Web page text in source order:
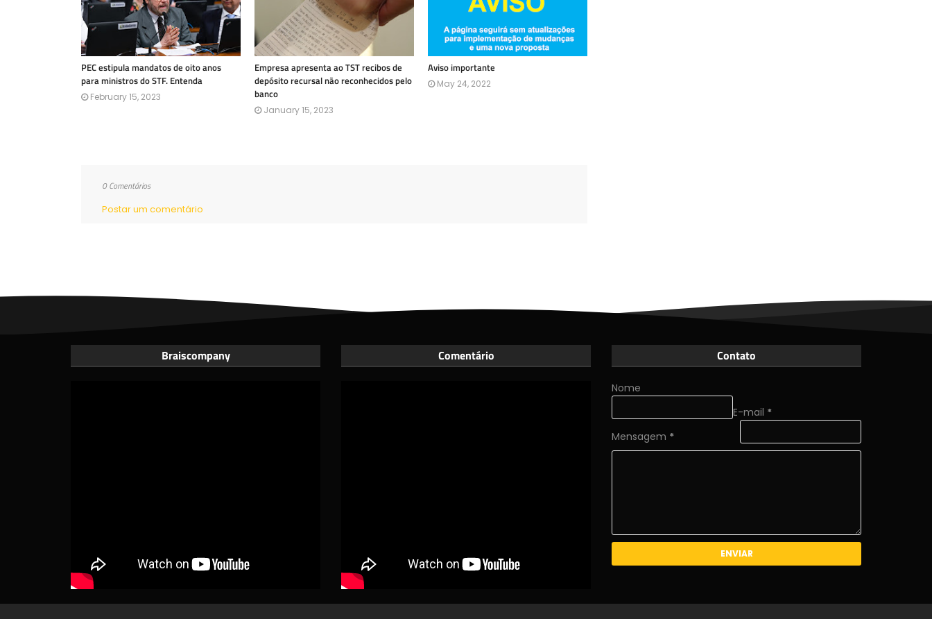
PEC estipula mandatos de oito anos
para ministros do STF. Entenda
February 15, 2023
Empresa apresenta ao TST recibos de
depósito recursal não reconhecidos pelo
banco
January 15, 2023
Aviso importante
May 24, 2022
0 Comentários
Postar um comentário
Braiscompany Comentário Contato
Nome
E-mail *
Mensagem *